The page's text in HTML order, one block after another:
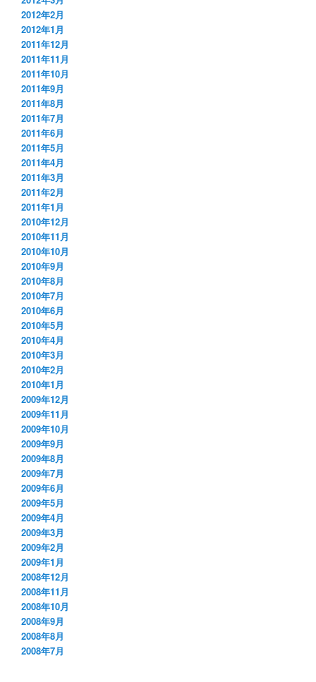
2012年2月
2012年1月
2011年12月
2011年11月
2011年10月
2011年9月
2011年8月
2011年7月
2011年6月
2011年5月
2011年4月
2011年3月
2011年2月
2011年1月
2010年12月
2010年11月
2010年10月
2010年9月
2010年8月
2010年7月
2010年6月
2010年5月
2010年4月
2010年3月
2010年2月
2010年1月
2009年12月
2009年11月
2009年10月
2009年9月
2009年8月
2009年7月
2009年6月
2009年5月
2009年4月
2009年3月
2009年2月
2009年1月
2008年12月
2008年11月
2008年10月
2008年9月
2008年8月
2008年7月